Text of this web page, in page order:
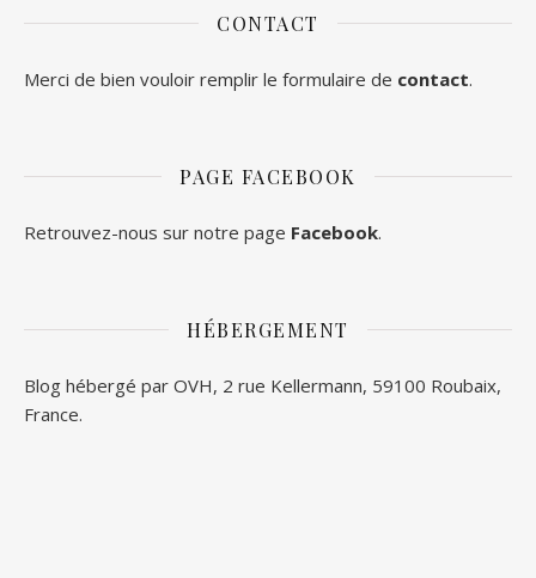
CONTACT
Merci de bien vouloir remplir le formulaire de contact.
PAGE FACEBOOK
Retrouvez-nous sur notre page Facebook.
HÉBERGEMENT
Blog hébergé par OVH, 2 rue Kellermann, 59100 Roubaix,
France.